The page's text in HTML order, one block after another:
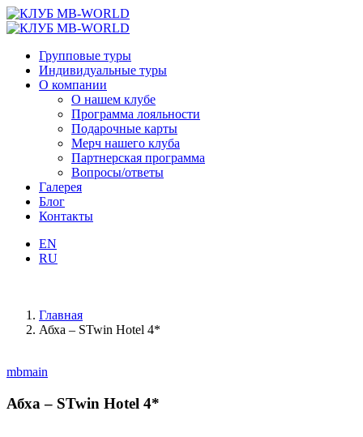
Групповые туры
Индивидуальные туры
О компании
О нашем клубе
Программа лояльности
Подарочные карты
Мерч нашего клуба
Партнерская программа
Вопросы/ответы
Галерея
Блог
Контакты
EN
RU
Главная
Абха – STwin Hotel 4*
mbmain
Абха – STwin Hotel 4*